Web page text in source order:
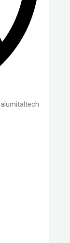
alumitaltech